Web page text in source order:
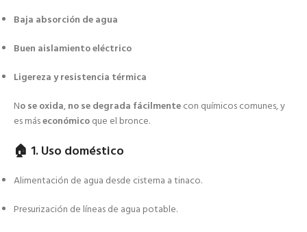
Baja absorción de agua
Buen aislamiento eléctrico
Ligereza y resistencia térmica
No se oxida,no se degrada fácilmentecon químicos comunes, y
es máseconómicoque el bronce.
🏠 1. Uso doméstico
Alimentación de agua desde cisterna a tinaco.
Presurización de líneas de agua potable.